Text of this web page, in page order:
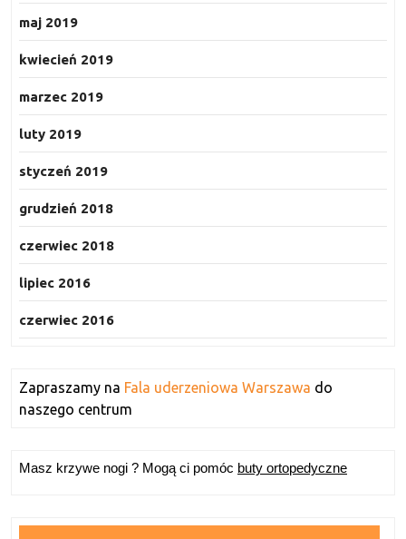
maj 2019
kwiecień 2019
marzec 2019
luty 2019
styczeń 2019
grudzień 2018
czerwiec 2018
lipiec 2016
czerwiec 2016
Zapraszamy na Fala uderzeniowa Warszawa do
naszego centrum
Masz krzywe nogi ? Mogą ci pomóc buty ortopedyczne